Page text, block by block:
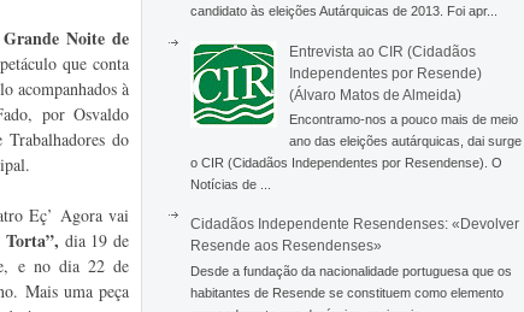
Grande Noite de
que conta
acompanhados à
por Osvaldo
do
Eç’ Agora vai
dia 19 de
e no dia 22 de
Mais uma peça
candidato às eleições Autárquicas de 2013. Foi apr...
Entrevista ao CIR (Cidadãos
Independentes por Resende)
(Álvaro Matos de Almeida)
Encontramo-nos a pouco mais de meio
ano das eleições autárquicas, dai surge
o CIR (Cidadãos Independentes por Resendense). O
Notícias de ...
Cidadãos Independente Resendenses: «Devolver
Resende aos Resendenses»
Desde a fundação da nacionalidade portuguesa que os
habitantes de Resende se constituem como elemento